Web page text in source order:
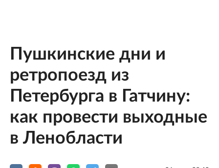
Пушкинские дни и
ретропоезд из
Петербурга в Гатчину:
как провести выходные
в Ленобласти